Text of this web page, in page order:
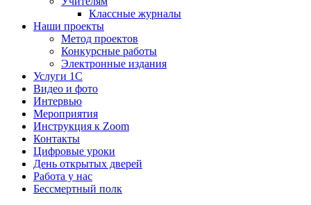
Классные журналы
Наши проекты
Метод проектов
Конкурсные работы
Электронные издания
Услуги 1C
Видео и фото
Интервью
Мероприятия
Инструкция к Zoom
Контакты
Цифровые уроки
День открытых дверей
Работа у нас
Бессмертный полк